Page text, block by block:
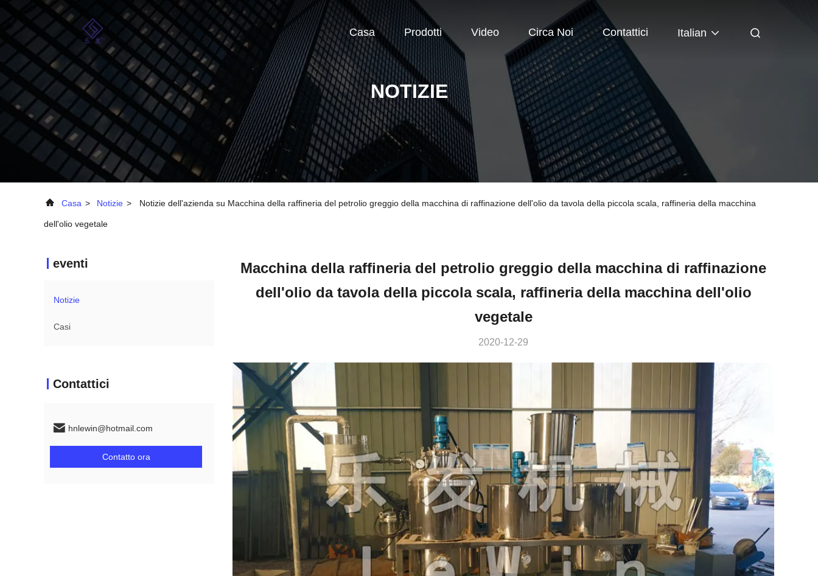
Casa Prodotti Video Circa Noi Contattici Italian
NOTIZIE
Casa > Notizie > Notizie dell'azienda su Macchina della raffineria del petrolio greggio della macchina di raffinazione dell'olio da tavola della piccola scala, raffineria della macchina
dell'olio vegetale
eventi
Notizie
Casi
Contattici
hnlewin@hotmail.com
Contatto ora
Macchina della raffineria del petrolio greggio della macchina di raffinazione
dell'olio da tavola della piccola scala, raffineria della macchina dell'olio
vegetale
2020-12-29